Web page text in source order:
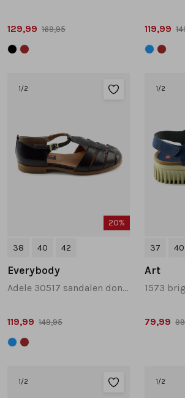
129,99 169,95 119,99
1 /2
20%
38 40 42
Everybody
Adele 30517 sandalen donkerbruin
119,99 149,95
1 /2
37 40
Art
79,99
1 /2 1 /2